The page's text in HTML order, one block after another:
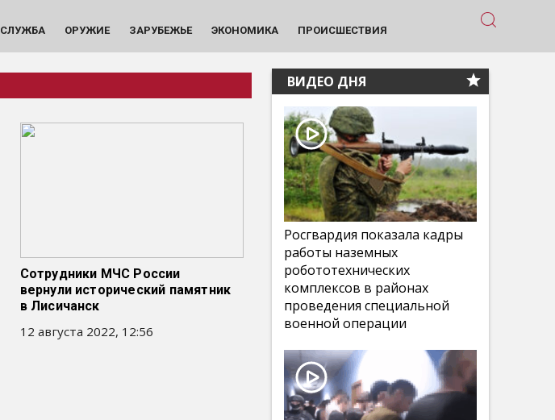
СЛУЖБА ОРУЖИЕ ЗАРУБЕЖЬЕ ЭКОНОМИКА ПРОИСШЕСТВИЯ
Сотрудники МЧС России
вернули исторический памятник
в Лисичанск
12 августа 2022, 12:56
ВИДЕО ДНЯ
Росгвардия показала кадры
работы наземных
робототехнических
комплексов в районах
проведения специальной
военной операции